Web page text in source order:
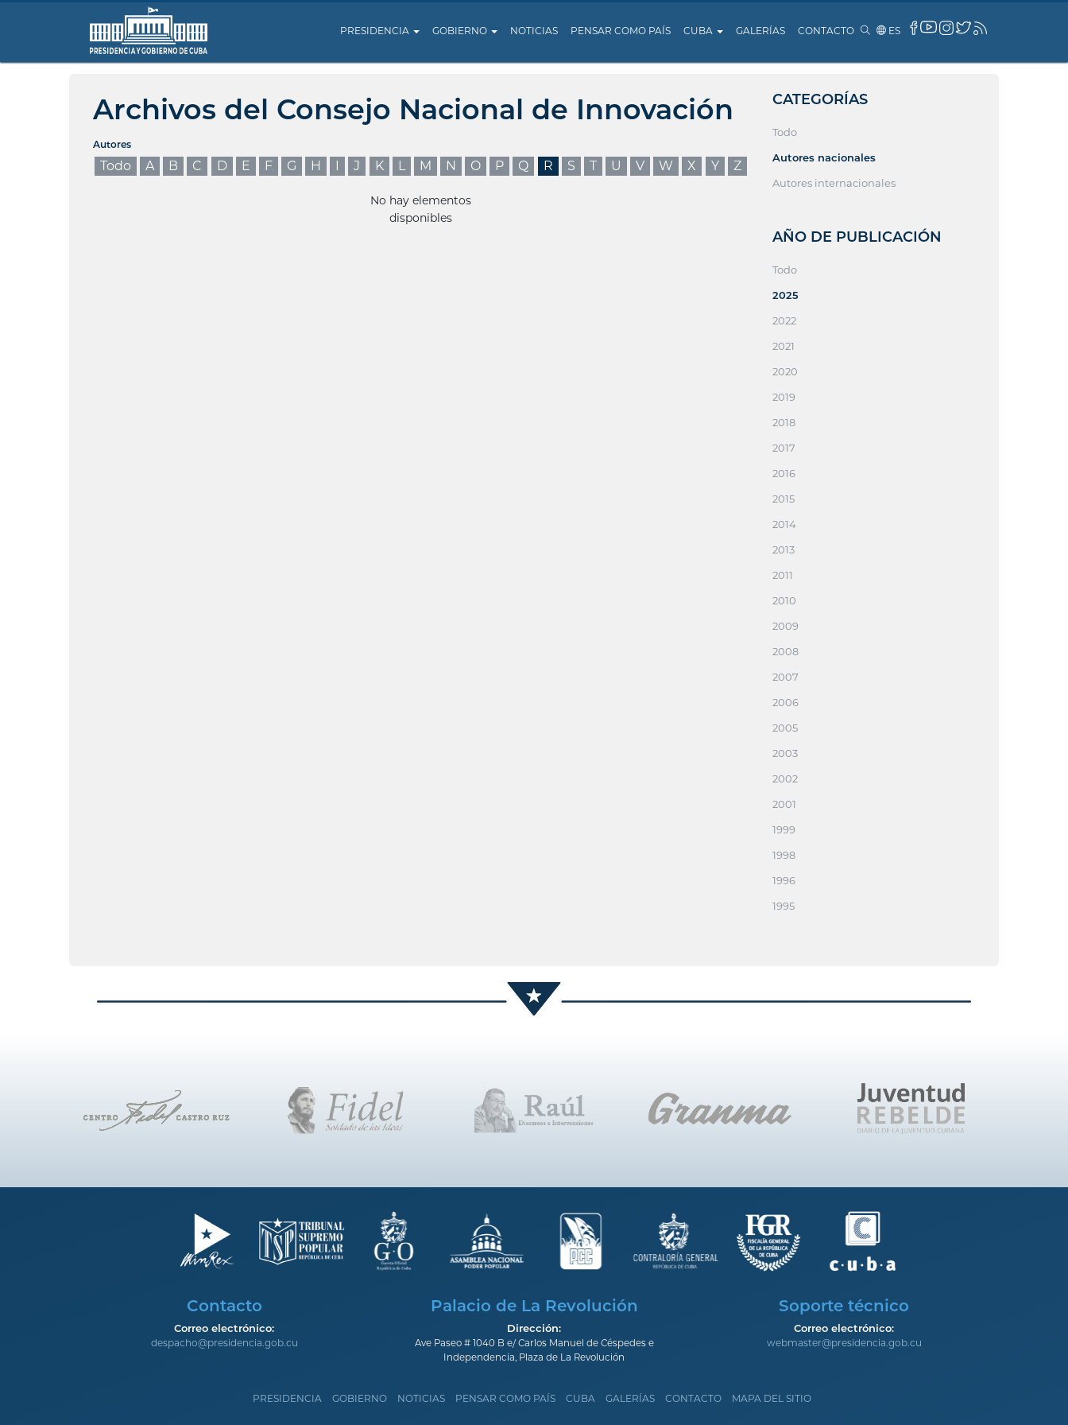
PRESIDENCIA GOBIERNO NOTICIAS PENSAR COMO PAÍS CUBA GALERÍAS CONTACTO ES
Archivos del Consejo Nacional de Innovación
Autores
Todo A B C D E F G H I J K L M N O P Q R S T U V W X Y Z
No hay elementos
disponibles
CATEGORÍAS
Todo
Autores nacionales
Autores internacionales
AÑO DE PUBLICACIÓN
Todo
2025
2022
2021
2020
2019
2018
2017
2016
2015
2014
2013
2011
2010
2009
2008
2007
2006
2005
2003
2002
2001
1999
1998
1996
1995
Contacto
Correo electrónico:
despacho@presidencia.gob.cu
Palacio de La Revolución
Dirección:
Ave Paseo # 1040 B e/ Carlos Manuel de Céspedes e
Independencia, Plaza de La Revolución
Soporte técnico
Correo electrónico:
webmaster@presidencia.gob.cu
PRESIDENCIA GOBIERNO NOTICIAS PENSAR COMO PAÍS CUBA GALERÍAS CONTACTO MAPA DEL SITIO